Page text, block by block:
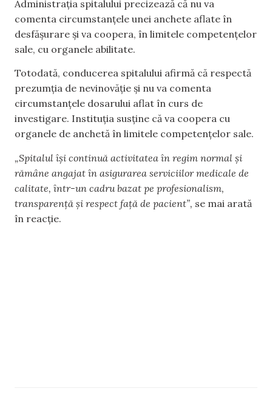
Administrația spitalului precizează că nu va
comenta circumstanțele unei anchete aflate în
desfășurare și va coopera, în limitele competențelor
sale, cu organele abilitate.
Totodată, conducerea spitalului afirmă că respectă
prezumția de nevinovăție și nu va comenta
circumstanțele dosarului aflat în curs de
investigare. Instituția susține că va coopera cu
organele de anchetă în limitele competențelor sale.
„Spitalul își continuă activitatea în regim normal și
rămâne angajat în asigurarea serviciilor medicale de
calitate, într-un cadru bazat pe profesionalism,
transparență și respect față de pacient”, se mai arată
în reacție.